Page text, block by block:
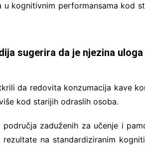
Smart
kognitivnim performansama kod
sugerira da je njezina uloga
da redovita konzumacija kave
kod starijih odraslih osoba.
zaduženih za učenje i
na standardiziranim